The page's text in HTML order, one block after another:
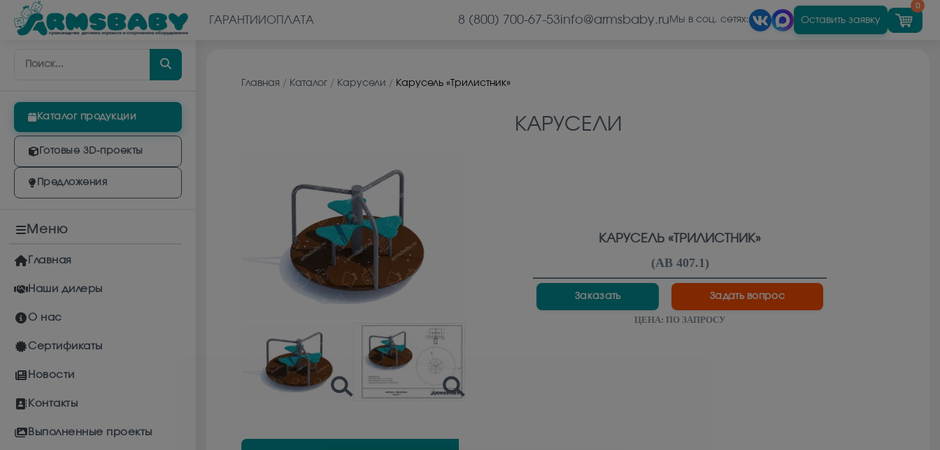
Каталог продукции
Готовые 3D-проекты
Предложения
Меню
Главная
Наши дилеры
О нас
Сертификаты
Новости
Контакты
Выполненные проекты
ГАРАНТИИОПЛАТА 8 (800) 700-67-53info@armsbaby.ru Мы в соц. сетях: Оставить заявку
0
Главная / Каталог / Каруcели / Карусель «Трилистник»
КАРУCЕЛИ
КАРУСЕЛЬ «ТРИЛИСТНИК»
(АВ 407.1)
Заказать Задать вопрос
ЦЕНА: ПО ЗАПРОСУ